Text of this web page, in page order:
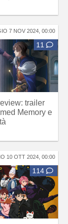
7 NOV 2024, 00:00
11
trailer
Memory e
10 OTT 2024, 00:00
114